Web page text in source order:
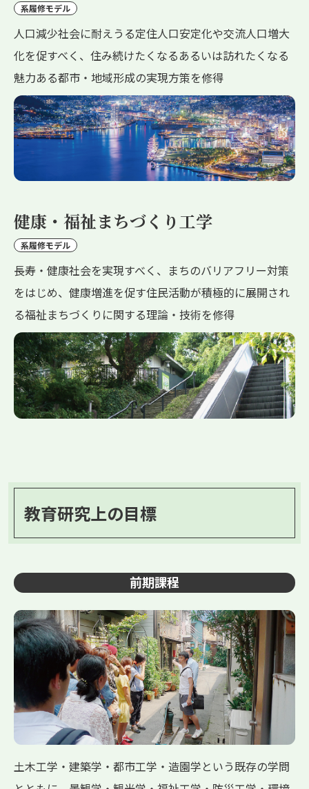
系履修モデル
人口減少社会に耐えうる定住人口安定化や交流人口増大
化を促すべく、住み続けたくなるあるいは訪れたくなる
魅力ある都市・地域形成の実現方策を修得
健康・福祉まちづくり工学
系履修モデル
長寿・健康社会を実現すべく、まちのバリアフリー対策
をはじめ、健康増進を促す住民活動が積極的に展開され
る福祉まちづくりに関する理論・技術を修得
教育研究上の目標
前期課程
土木工学・建築学・都市工学・造園学という既存の学問